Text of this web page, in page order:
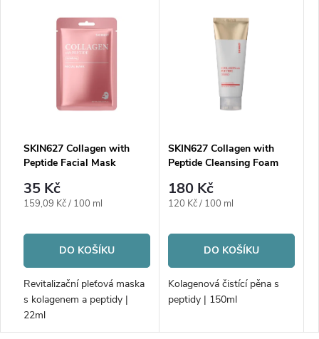
SKIN627 Collagen with
Peptide Facial Mask
35 Kč
Měrná
159,09 Kč / 100 ml
DO KOŠÍKU
Revitalizační pleťová maska
s kolagenem a peptidy |
22ml
SKIN627 Collagen with
Peptide Cleansing Foam
180 Kč
Měrná
120 Kč / 100 ml
DO KOŠÍKU
Kolagenová čistící pěna s
peptidy | 150ml